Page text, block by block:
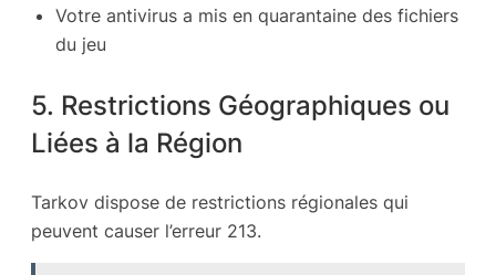
Votre antivirus a mis en quarantaine des fichiers
du jeu
5. Restrictions Géographiques ou
Liées à la Région
Tarkov dispose de restrictions régionales qui
peuvent causer l’erreur 213.